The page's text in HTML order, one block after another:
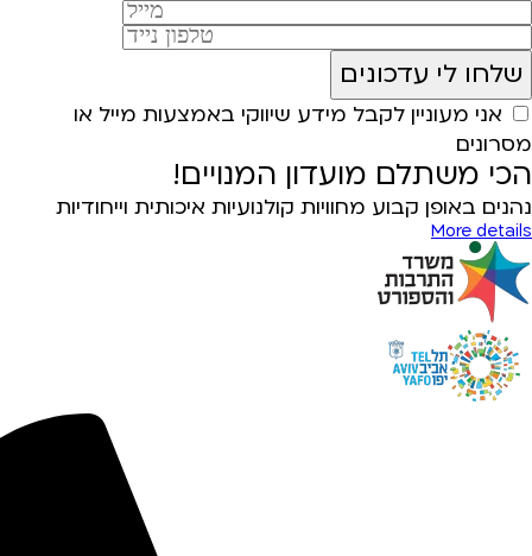
אני מעוניין לקבל מידע שיווקי באמצעות מייל או
מסרונים
הכי משתלם מועדון המנויים!
נהנים באופן קבוע מחוויות קולנועיות איכותית וייחודיות
More details